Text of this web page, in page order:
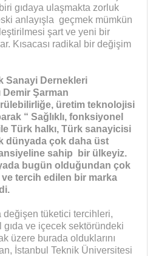
gıdaya ulaşmakta zorluk
anlayışla geçmek mümkün
şart ve yeni bir
Kısacası radikal bir değişim
Sanayi Dernekleri
Demir Şarman
üretim teknolojisi
“ Sağlıklı, fonksiyonel
Türk halkı, Türk sanayicisi
dünyada çok daha üst
sahip bir ülkeyiz.
bugün olduğundan çok
tercih edilen bir marka
değişen tüketici tercihleri,
ve içecek sektöründeki
üzere burada olduklarını
İstanbul Teknik Üniversitesi